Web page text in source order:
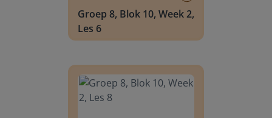
Groep 8, Blok 10, Week 2,
Les 6